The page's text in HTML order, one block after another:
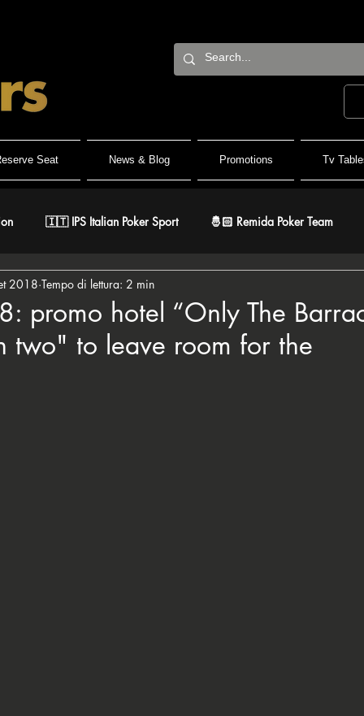
Seat News & Blog Promotions Tv
🇮🇹 IPS Italian Poker Sport 🤴🏻 Remida Poker Team
Roller 🐺 White Wolf
⚔️ Warriors 🎅🏻 ER Grand Final ♠️ Road to PSPC
promo hotel “Only The
two" to leave room for the
2018 Tempo di lettura: 2 min
su 5.